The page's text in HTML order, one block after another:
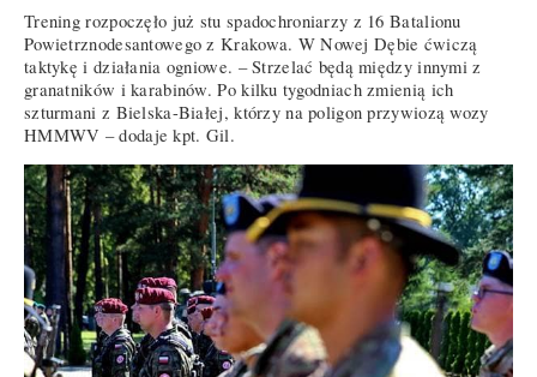
Trening rozpoczęło już stu spadochroniarzy z 16 Batalionu
Powietrznodesantowego z Krakowa. W Nowej Dębie ćwiczą
taktykę i działania ogniowe. – Strzelać będą między innymi z
granatników i karabinów. Po kilku tygodniach zmienią ich
szturmani z Bielska-Białej, którzy na poligon przywiozą wozy
HMMWV – dodaje kpt. Gil.